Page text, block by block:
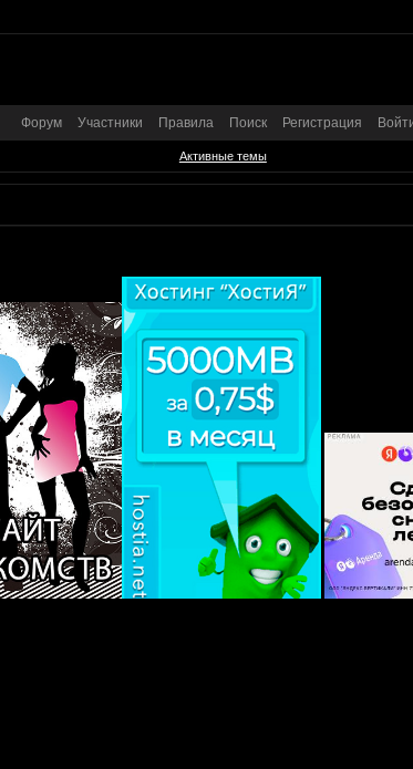
Форум Участники Правила Поиск Регистрация
Активные темы